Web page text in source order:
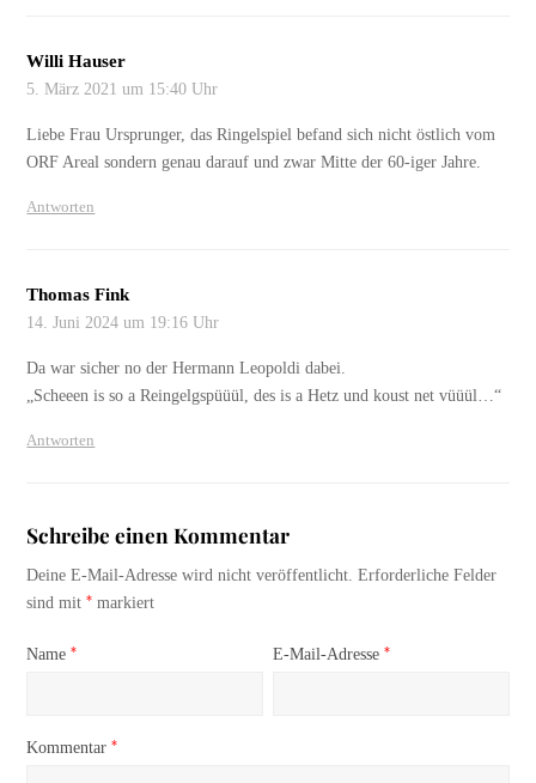
Willi Hauser
5. März 2021 um 15:40 Uhr
Liebe Frau Ursprunger, das Ringelspiel befand sich nicht östlich vom
ORF Areal sondern genau darauf und zwar Mitte der 60-iger Jahre.
Antworten
Thomas Fink
14. Juni 2024 um 19:16 Uhr
Da war sicher no der Hermann Leopoldi dabei.
„Scheeen is so a Reingelgspüüül, des is a Hetz und koust net vüüül…“
Antworten
Schreibe einen Kommentar
Deine E-Mail-Adresse wird nicht veröffentlicht. Erforderliche Felder
sind mit* markiert
Name* E-Mail-Adresse*
Kommentar*